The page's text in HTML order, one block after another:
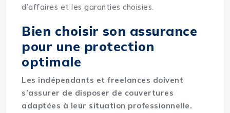
d’affaires et les garanties choisies.
Bien choisir son assurance
pour une protection
optimale
Les indépendants et freelances doivent
s’assurer de disposer de couvertures
adaptées à leur situation professionnelle.